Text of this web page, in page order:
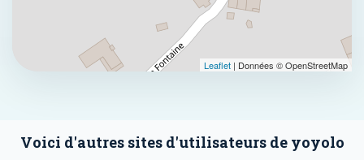
Leaflet | Données © OpenStreetMap
Voici d'autres sites d'utilisateurs de yoyolo